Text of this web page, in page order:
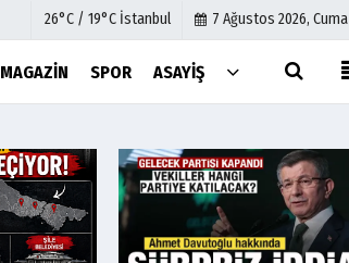
26°C / 19°C İstanbul 7 Ağustos 2026, Cuma
MAGAZIN SPOR ASAYIŞ
İletişim
Çerez Politikası
Gizlilik İlkeleri